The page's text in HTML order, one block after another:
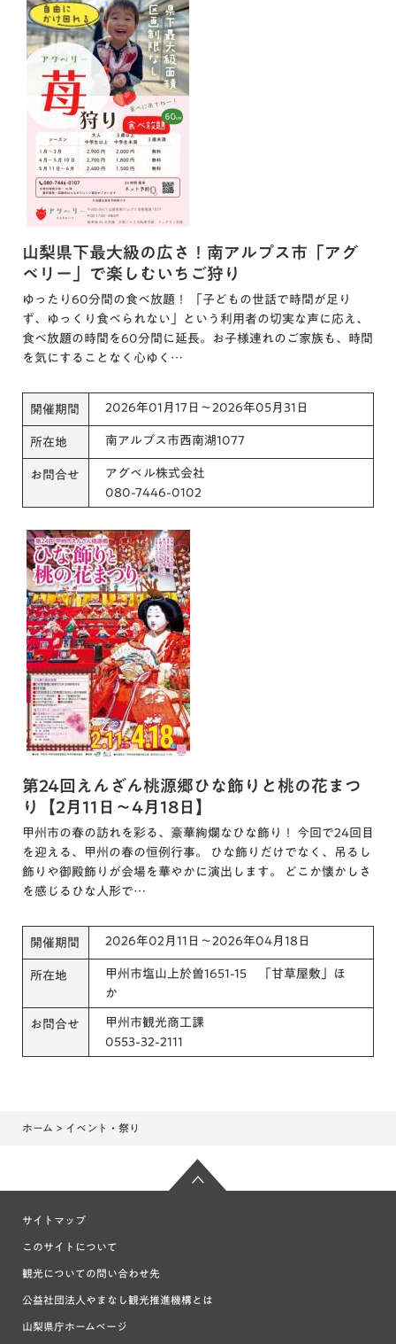
山梨県下最大級の広さ！南アルプス市「アグ
ベリー」で楽しむいちご狩り
ゆったり60分間の食べ放題！ 「子どもの世話で時間が足り
ず、ゆっくり食べられない」という利用者の切実な声に応え、
食べ放題の時間を60分間に延長。お子様連れのご家族も、時間
を気にすることなく心ゆく…
開催期間 2026年01月17日～2026年05月31日
所在地 南アルプス市西南湖1077
お問合せ
アグベル株式会社
080-7446-0102
第24回えんざん桃源郷ひな飾りと桃の花まつ
り【2月11日～4月18日】
甲州市の春の訪れを彩る、豪華絢爛なひな飾り！ 今回で24回目
を迎える、甲州の春の恒例行事。 ひな飾りだけでなく、吊るし
飾りや御殿飾りが会場を華やかに演出します。 どこか懐かしさ
を感じるひな人形で…
開催期間 2026年02月11日～2026年04月18日
所在地
甲州市塩山上於曽1651-15 「甘草屋敷」ほ
か
お問合せ
甲州市観光商工課
0553-32-2111
ホーム > イベント・祭り
サイトマップ
このサイトについて
観光についての問い合わせ先
公益社団法人やまなし観光推進機構とは
山梨県庁ホームページ